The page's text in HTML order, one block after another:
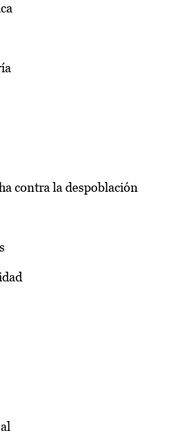
contra la despoblación